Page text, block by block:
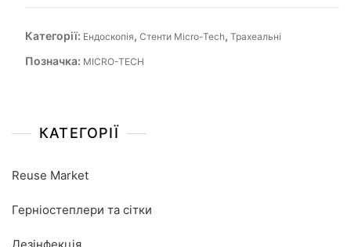
Категорії: Ендоскопія, Стенти Micro-Tech, Трахеальні
Позначка: MICRO-TECH
КАТЕГОРІЇ
Reuse Market
Герніостеплери та сітки